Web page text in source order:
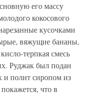
его массу
кокосового
кусочками
вяжущие бананы,
терпкая смесь
Руджак был подан
и полит сиропом из
что в